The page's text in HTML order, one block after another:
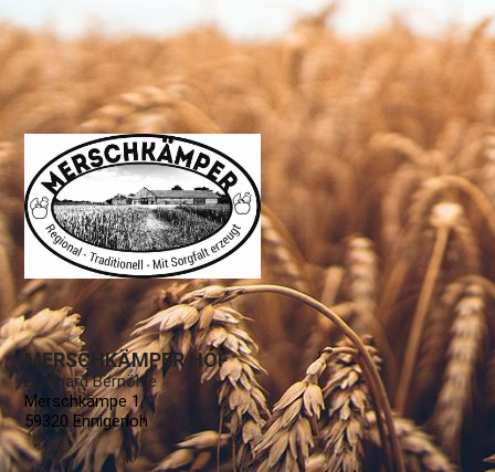
MERSCHKÄMPER HOF
Burkhard Bernöhle
Merschkämpe 1
59320 Ennigerloh